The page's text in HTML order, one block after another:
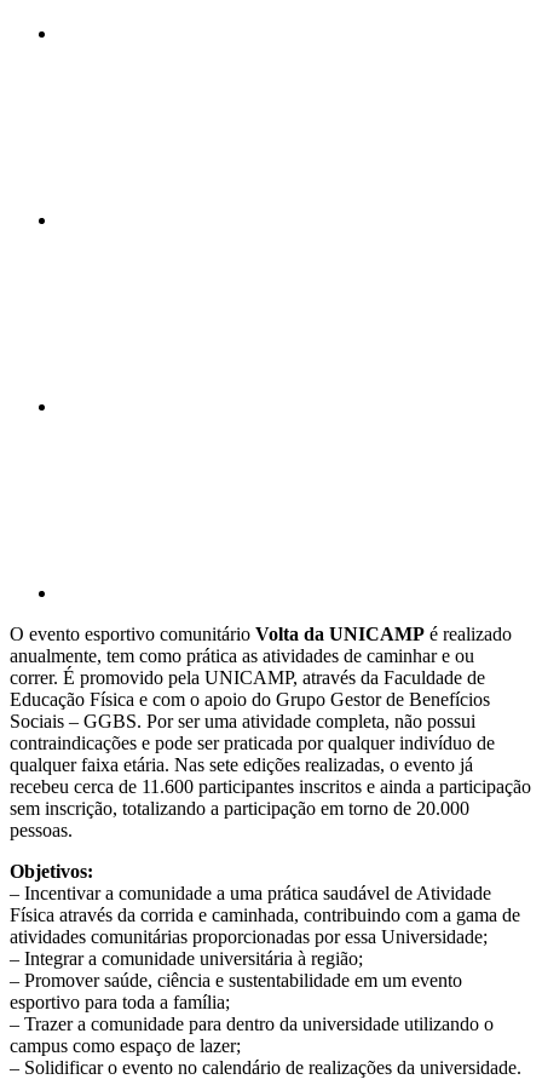
O evento esportivo comunitário Volta da UNICAMP é realizado
anualmente, tem como prática as atividades de caminhar e ou
correr. É promovido pela UNICAMP, através da Faculdade de
Educação Física e com o apoio do Grupo Gestor de Benefícios
Sociais – GGBS. Por ser uma atividade completa, não possui
contraindicações e pode ser praticada por qualquer indivíduo de
qualquer faixa etária. Nas sete edições realizadas, o evento já
recebeu cerca de 11.600 participantes inscritos e ainda a participação
sem inscrição, totalizando a participação em torno de 20.000
pessoas.
Objetivos:
– Incentivar a comunidade a uma prática saudável de Atividade
Física através da corrida e caminhada, contribuindo com a gama de
atividades comunitárias proporcionadas por essa Universidade;
– Integrar a comunidade universitária à região;
– Promover saúde, ciência e sustentabilidade em um evento
esportivo para toda a família;
– Trazer a comunidade para dentro da universidade utilizando o
campus como espaço de lazer;
– Solidificar o evento no calendário de realizações da universidade.